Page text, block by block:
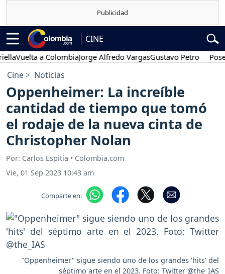
CINE
a ColombiaJorge Alfredo VargasGustavo Petro
Cine Noticias
Oppenheimer: La increíble
cantidad de tiempo que tomó
el rodaje de la nueva cinta de
Christopher Nolan
Por: Carlos Espitia • Colombia.com
Vie, 01 Sep 2023 10:43 am
Comparte en:
"Oppenheimer" sigue siendo uno de los grandes 'hits' del
séptimo arte en el 2023. Foto: Twitter @the_IAS